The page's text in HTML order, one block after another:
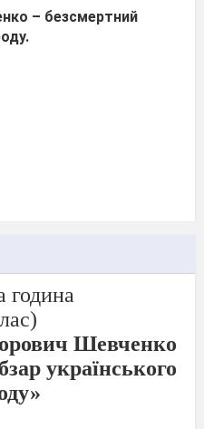
– безсмертний
година
Шевченко
українського